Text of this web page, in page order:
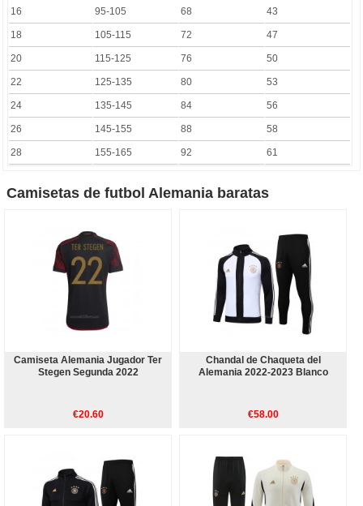
16 95-105 68 43
18 105-115 72 47
20 115-125 76 50
22 125-135 80 53
24 135-145 84 56
26 145-155 88 58
28 155-165 92 61
Camisetas de futbol Alemania baratas
Camiseta Alemania Jugador Ter
Stegen Segunda 2022
€20.60
Chandal de Chaqueta del
Alemania 2022-2023 Blanco
€58.00